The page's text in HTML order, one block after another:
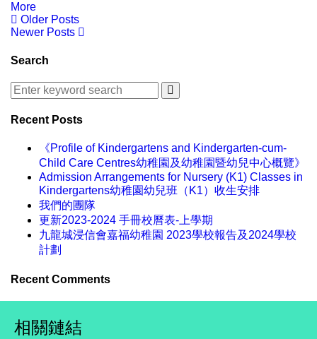
More
Older Posts
Newer Posts
Search
Recent Posts
《Profile of Kindergartens and Kindergarten-cum-
Child Care Centres幼稚園及幼稚園暨幼兒中心概覽》
Admission Arrangements for Nursery (K1) Classes in
Kindergartens幼稚園幼兒班（K1）收生安排
我們的團隊
更新2023-2024 手冊校曆表-上學期
九龍城浸信會嘉福幼稚園 2023學校報告及2024學校
計劃
Recent Comments
相關鏈結